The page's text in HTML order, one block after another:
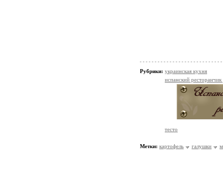
Рубрики: украинская кухня
испанский
тесто
Метки: картофель галушки